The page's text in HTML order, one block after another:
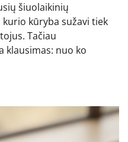
šiuolaikinių
kūryba sužavi tiek
Tačiau
klausimas: nuo ko